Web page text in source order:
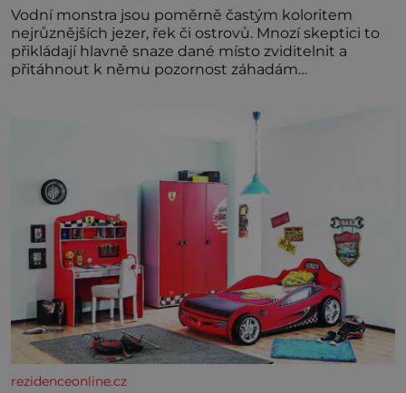
Vodní monstra jsou poměrně častým koloritem
nejrůznějších jezer, řek či ostrovů. Mnozí skeptici to
přikládají hlavně snaze dané místo zviditelnit a
přitáhnout k němu pozornost záhadám
rezidenceonline.cz